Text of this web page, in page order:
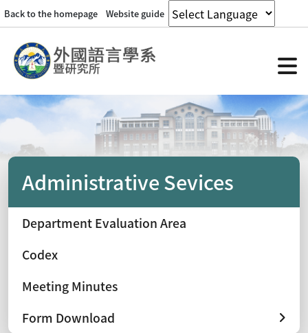
Back to the homepage Website guide
Administrative Sevices
Department Evaluation Area
Codex
Meeting Minutes
Form Download